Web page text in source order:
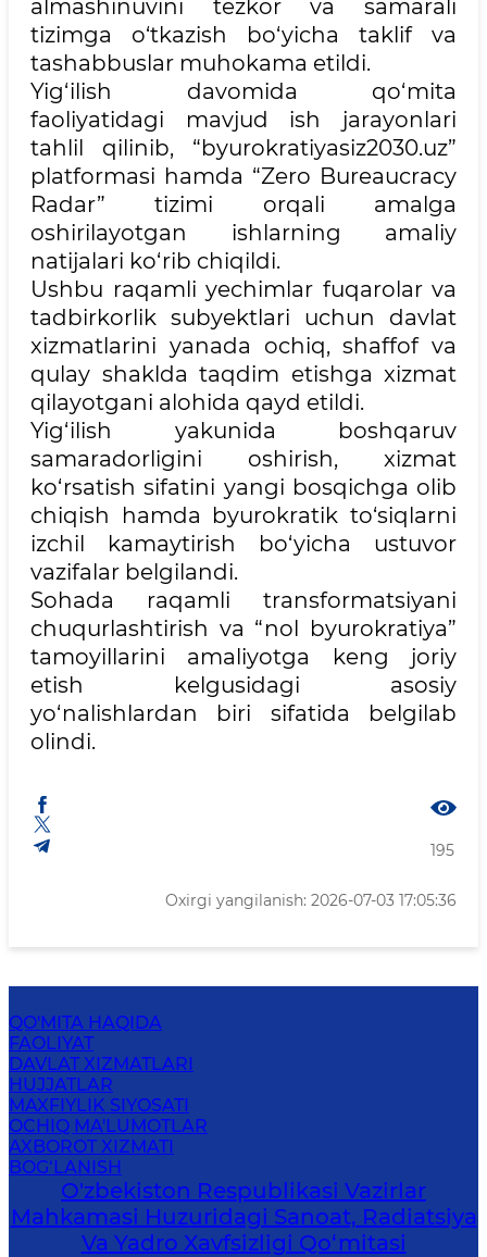
almashinuvini tezkor va samarali
tizimga o‘tkazish bo‘yicha taklif va
tashabbuslar muhokama etildi.
Yig‘ilish davomida qo‘mita
faoliyatidagi mavjud ish jarayonlari
tahlil qilinib, “byurokratiyasiz2030.uz”
platformasi hamda “Zero Bureaucracy
Radar” tizimi orqali amalga
oshirilayotgan ishlarning amaliy
natijalari ko‘rib chiqildi.
Ushbu raqamli yechimlar fuqarolar va
tadbirkorlik subyektlari uchun davlat
xizmatlarini yanada ochiq, shaffof va
qulay shaklda taqdim etishga xizmat
qilayotgani alohida qayd etildi.
Yig‘ilish yakunida boshqaruv
samaradorligini oshirish, xizmat
ko‘rsatish sifatini yangi bosqichga olib
chiqish hamda byurokratik to‘siqlarni
izchil kamaytirish bo‘yicha ustuvor
vazifalar belgilandi.
Sohada raqamli transformatsiyani
chuqurlashtirish va “nol byurokratiya”
tamoyillarini amaliyotga keng joriy
etish kelgusidagi asosiy
yo‘nalishlardan biri sifatida belgilab
olindi.
195
Oxirgi yangilanish: 2026-07-03 17:05:36
QO'MITA HAQIDA
FAOLIYAT
DAVLAT XIZMATLARI
HUJJATLAR
MAXFIYLIK SIYOSATI
OCHIQ MA'LUMOTLAR
AXBOROT XIZMATI
BOG‘LANISH
O'zbekiston Respublikasi Vazirlar
Mahkamasi Huzuridagi Sanoat, Radiatsiya
Va Yadro Xavfsizligi Qo‘mitasi